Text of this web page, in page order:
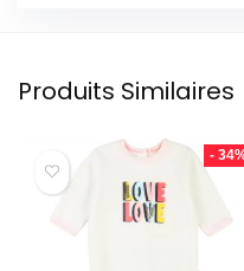
Produits Similaires
-